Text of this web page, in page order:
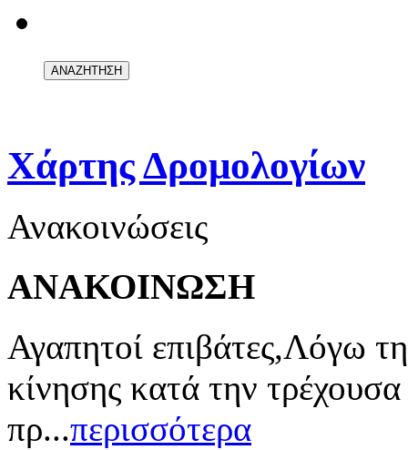
Χάρτης Δρομολογίων
Ανακοινώσεις
ΑΝΑΚΟΙΝΩΣΗ
Αγαπητοί επιβάτες,Λόγω
κίνησης κατά την
πρ...περισσότερα